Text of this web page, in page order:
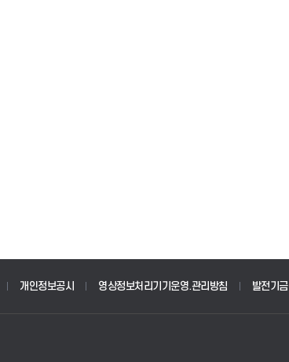
개인정보공시 영상정보처리기기운영.관리방침 발전기금